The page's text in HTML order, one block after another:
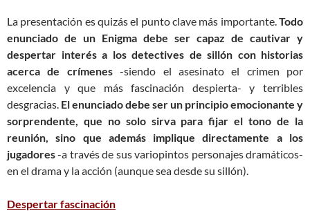
La presentación es quizás el punto clave más importante.Todo
enunciado de un Enigma debe ser capaz de cautivar y
despertar interés a los detectives de sillón con historias
acerca de crímenes-siendo el asesinato el crimen por
excelencia y que más fascinación despierta- y terribles
desgracias. El enunciado debe ser un principio emocionante y
sorprendente, que no solo sirva para fijar el tono de la
reunión, sino que además implique directamente a los
jugadores-a través de sus variopintos personajes dramáticos-
en el drama y la acción (aunque sea desde su sillón).
Despertar fascinación